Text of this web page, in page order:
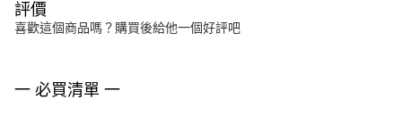
評價
喜歡這個商品嗎？購買後給他一個好評吧
一 必買清單 一